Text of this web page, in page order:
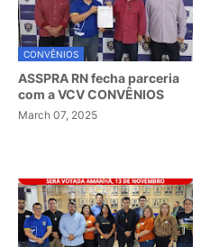
CONVÊNIOS
ASSPRA RN fecha parceria
com a VCV CONVÊNIOS
March 07, 2025